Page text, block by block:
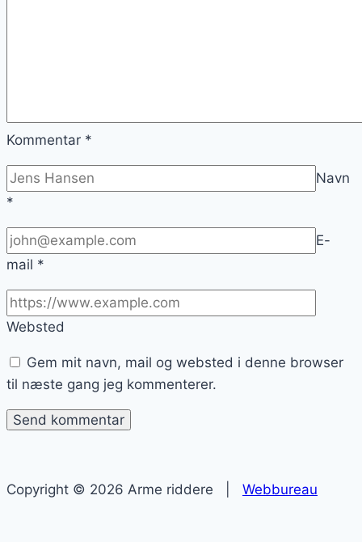
Kommentar *
Navn
*
E-
mail *
Websted
Gem mit navn, mail og websted i denne browser
til næste gang jeg kommenterer.
Copyright © 2026 Arme riddere | Webbureau